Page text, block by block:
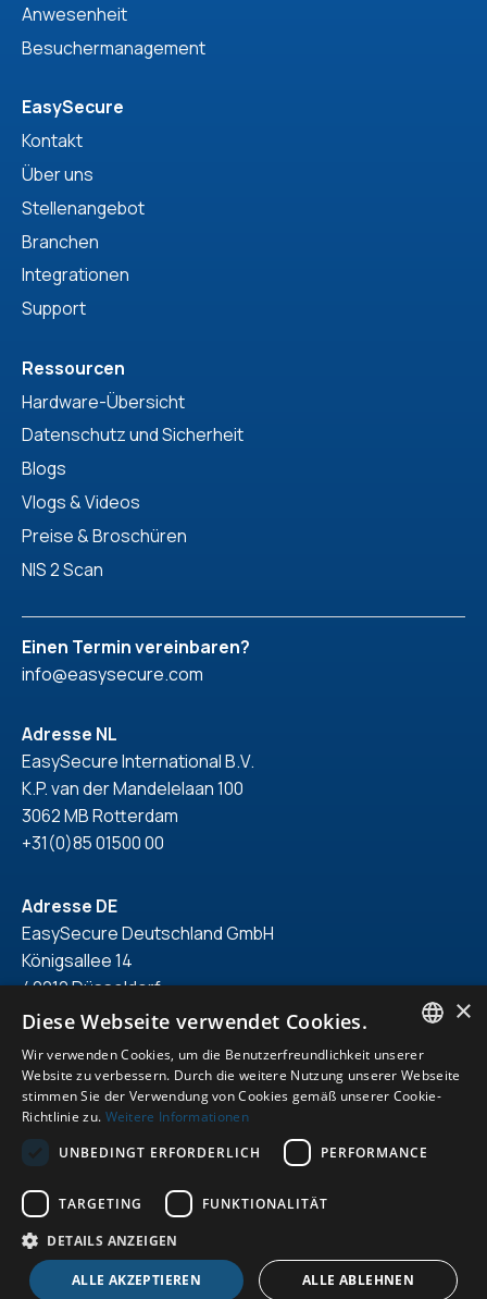
Anwesenheit
Besuchermanagement
EasySecure
Kontakt
Über uns
Stellenangebot
Branchen
Integrationen
Support
Ressourcen
Hardware-Übersicht
Datenschutz und Sicherheit
Blogs
Vlogs & Videos
Preise & Broschüren
NIS 2 Scan
Einen Termin vereinbaren?
info@easysecure.com
Adresse NL
EasySecure International B.V.
K.P. van der Mandelelaan 100
3062 MB Rotterdam
+31(0)85 01500 00
Adresse DE
EasySecure Deutschland GmbH
Königsallee 14
40212 Düsseldorf
+49(0)211 418 71 150
Erklärung zum Datenschutz
Allgemeine Bedingungen und Bedingungen
hervorgehoben
ENGLISH
DUTCH
×
Diese Webseite verwendet Cookies.
Wir verwenden Cookies, um die Benutzerfreundlichkeit unserer
Website zu verbessern. Durch die weitere Nutzung unserer Webseite
stimmen Sie der Verwendung von Cookies gemäß unserer Cookie-
Richtlinie zu. Weitere Informationen
UNBEDINGT ERFORDERLICH
PERFORMANCE
TARGETING FUNKTIONALITÄT
DETAILS ANZEIGEN
ALLE AKZEPTIEREN ALLE ABLEHNEN